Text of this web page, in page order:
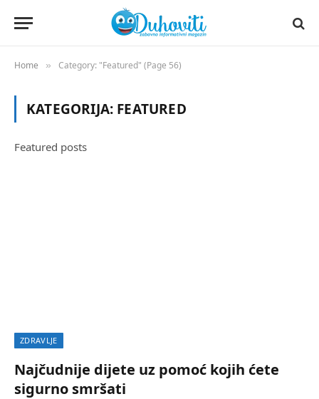
Home » Category: "Featured" (Page 56)
KATEGORIJA: FEATURED
Featured posts
ZDRAVLJE
Najčudnije dijete uz pomoć kojih ćete
sigurno smršati